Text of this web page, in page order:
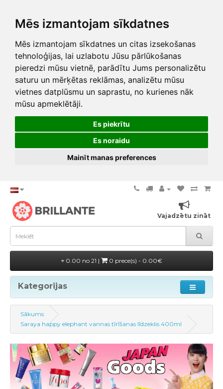
Mēs izmantojam sīkdatnes
Mēs izmantojam sīkdatnes un citas izsekošanas
tehnoloģijas, lai uzlabotu Jūsu pārlūkošanas
pieredzi mūsu vietnē, parādītu Jums personalizētu
saturu un mērķētas reklāmas, analizētu mūsu
vietnes datplūsmu un saprastu, no kurienes nāk
mūsu apmeklētāji.
Es piekrītu
Es noraidu
Mainīt manas preferences
Vajadzētu zināt
0.00 no 21 | 0 prece(s) - 0.00€
Kategorijas
Sākums
Saraya happy elephant vannas tīrīšanas līdzeklis 400ml